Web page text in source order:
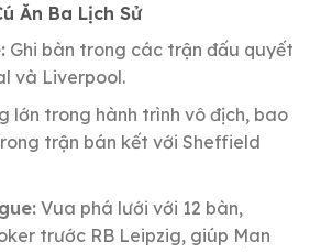
Ăn Ba Lịch Sử
Ghi bàn trong các trận đấu quyết
và Liverpool.
lớn trong hành trình vô địch, bao
trận bán kết với Sheffield
Vua phá lưới với 12 bàn,
trước RB Leipzig, giúp Man